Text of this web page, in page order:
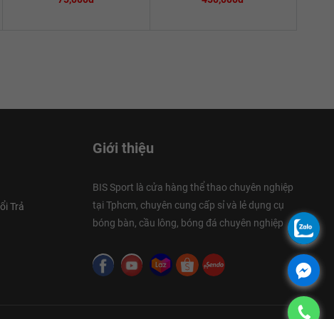
Trả
Giới thiệu
BIS Sport là cửa hàng thể thao chuyên nghiệp
tại Tphcm, chuyên cung cấp sỉ và lẻ dụng cụ
bóng bàn, cầu lông, bóng đá chuyên nghiệp